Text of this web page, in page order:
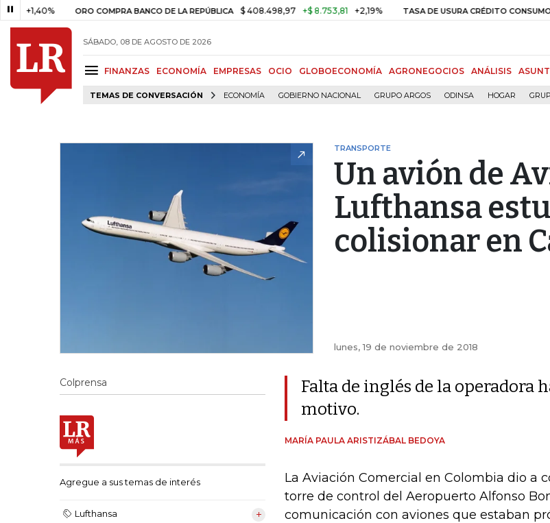
ORO COMPRA BANCO DE LA REPÚBLICA $ 408.498,97 +$ 8.753,81 +2,19% TASA DE USURA CRÉDITO CONSUMO
SÁBADO, 08 DE AGOSTO DE 2026
FINANZAS ECONOMÍA EMPRESAS OCIO GLOBOECONOMÍA AGRONEGOCIOS ANÁLISIS
TEMAS DE CONVERSACIÓN ECONOMÍA GOBIERNO NACIONAL GRUPO ARGOS ODINSA HOGAR
TRANSPORTE
Un avión de
Lufthansa
colisionar en
lunes, 19 de noviembre de 2018
Colprensa
Agregue a sus temas de interés
Lufthansa
Falta de inglés de la operadora
motivo.
MARÍA PAULA ARISTIZÁBAL BEDOYA
La Aviación Comercial en Colombia dio a
torre de control del Aeropuerto Alfonso
comunicación con aviones que estaban